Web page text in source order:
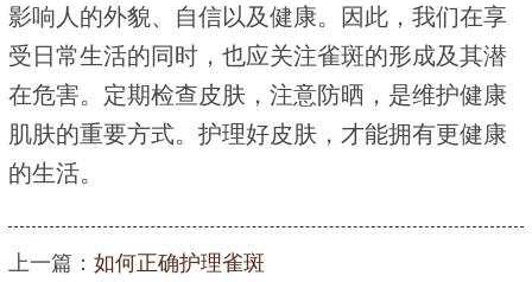
影响人的外貌、自信以及健康。因此，我们在享
受日常生活的同时，也应关注雀斑的形成及其潜
在危害。定期检查皮肤，注意防晒，是维护健康
肌肤的重要方式。护理好皮肤，才能拥有更健康
的生活。
上一篇： 如何正确护理雀斑